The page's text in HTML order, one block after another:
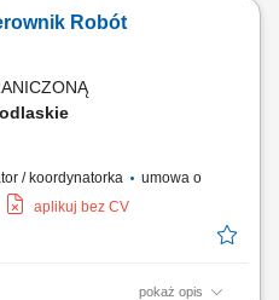
z obecnymi partnerami
sprzedażowych i
Robót
/ koordynatorka
umowa o
aplikuj bez CV
pokaż opis